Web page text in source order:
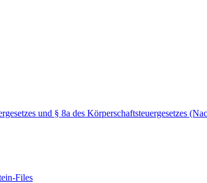
und § 8a des Körperschaftsteuergesetzes
Files